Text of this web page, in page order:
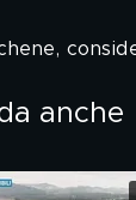
anche